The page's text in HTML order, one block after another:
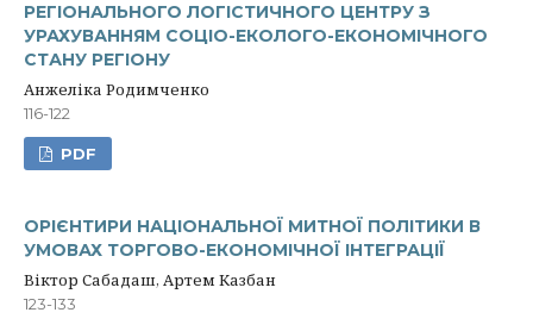
РЕГІОНАЛЬНОГО ЛОГІСТИЧНОГО ЦЕНТРУ З
УРАХУВАННЯМ СОЦІО-ЕКОЛОГО-ЕКОНОМІЧНОГО
СТАНУ РЕГІОНУ
Анжеліка Родимченко
116-122
PDF
ОРІЄНТИРИ НАЦІОНАЛЬНОЇ МИТНОЇ ПОЛІТИКИ В
УМОВАХ ТОРГОВО-ЕКОНОМІЧНОЇ ІНТЕГРАЦІЇ
Віктор Сабадаш, Артем Казбан
123-133